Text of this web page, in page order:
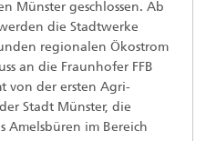
Münster geschlossen. Ab
die Stadtwerke
regionalen Ökostrom
an die Fraunhofer FFB
von der ersten Agri-
Stadt Münster, die
Amelsbüren im Bereich